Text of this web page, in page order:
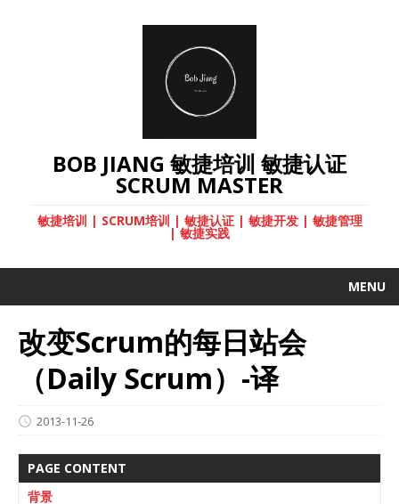
BOB JIANG 敏捷培训 敏捷认证
SCRUM MASTER
敏捷培训 | SCRUM培训 | 敏捷认证 | 敏捷开发 | 敏捷管理
| 敏捷实践
MENU
改变Scrum的每日站会
（Daily Scrum）-译
2013-11-26
PAGE CONTENT
背景